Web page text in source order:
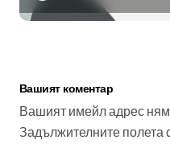
Вашият коментар
Вашият имейл адрес
Задължителните полета